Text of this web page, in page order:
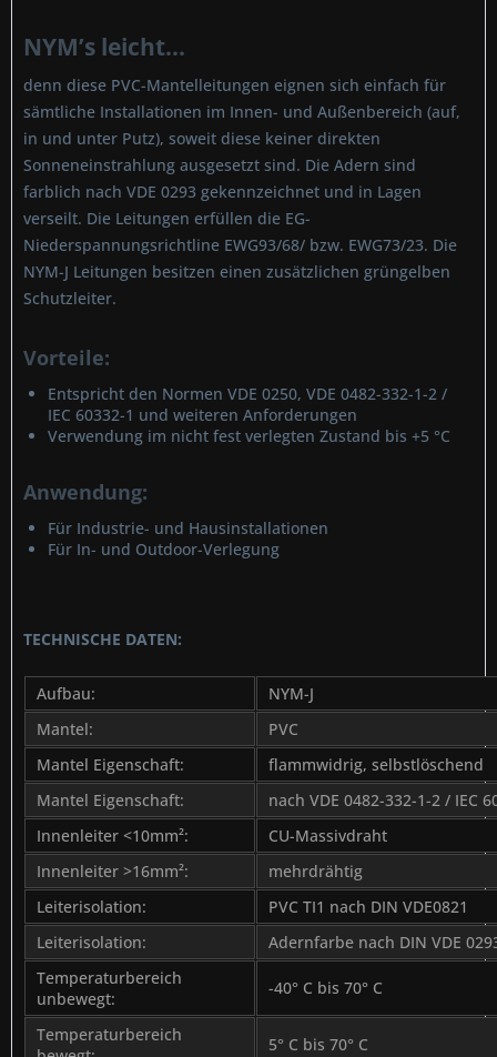
NYM’s leicht...
denn diese PVC-Mantelleitungen eignen sich einfach für
sämtliche Installationen im Innen- und Außenbereich (auf,
in und unter Putz), soweit diese keiner direkten
Sonneneinstrahlung ausgesetzt sind. Die Adern sind
farblich nach VDE 0293 gekennzeichnet und in Lagen
verseilt. Die Leitungen erfüllen die EG-
Niederspannungsrichtline EWG93/68/ bzw. EWG73/23. Die
NYM-J Leitungen besitzen einen zusätzlichen grüngelben
Schutzleiter.
Vorteile:
Entspricht den Normen VDE 0250, VDE 0482-332-1-2 /
IEC 60332-1 und weiteren Anforderungen
Verwendung im nicht fest verlegten Zustand bis +5 °C
Anwendung:
Für Industrie- und Hausinstallationen
Für In- und Outdoor-Verlegung
TECHNISCHE DATEN:
Aufbau:
NYM-J
Mantel:
PVC
Mantel Eigenschaft:
flammwidrig, selbstlöschend
Mantel Eigenschaft:
nach VDE 0482-332-1-2 / IEC
Innenleiter <10mm²:
CU-Massivdraht
Innenleiter >16mm²:
mehrdrähtig
Leiterisolation:
PVC TI1 nach DIN VDE0821
Leiterisolation:
Adernfarbe nach DIN VDE
Temperaturbereich
unbewegt:
-40° C bis 70° C
Temperaturbereich
5° C bis 70° C